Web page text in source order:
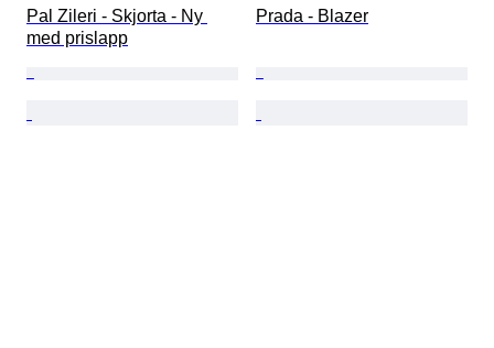
Pal Zileri - Skjorta - Ny
med prislapp
Prada - Blazer